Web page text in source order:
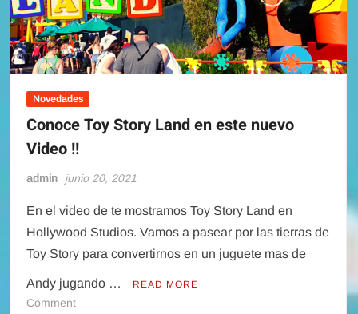
Depot
Novedades
Conoce Toy Story Land en este nuevo
Video !!
admin junio 20, 2021
En el video de te mostramos Toy Story Land en
Hollywood Studios. Vamos a pasear por las tierras de
Toy Story para convertirnos en un juguete mas de
Andy jugando … READ MORE
Commenton